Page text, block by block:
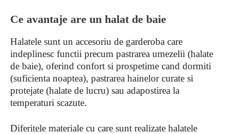
Ce avantaje are un halat de baie
Halatele sunt un accesoriu de garderoba care
indeplinesc functii precum pastrarea umezelii (halate
de baie), oferind confort si prospetime cand dormiti
(suficienta noaptea), pastrarea hainelor curate si
protejate (halate de lucru) sau adapostirea la
temperaturi scazute.
Diferitele materiale cu care sunt realizate halatele